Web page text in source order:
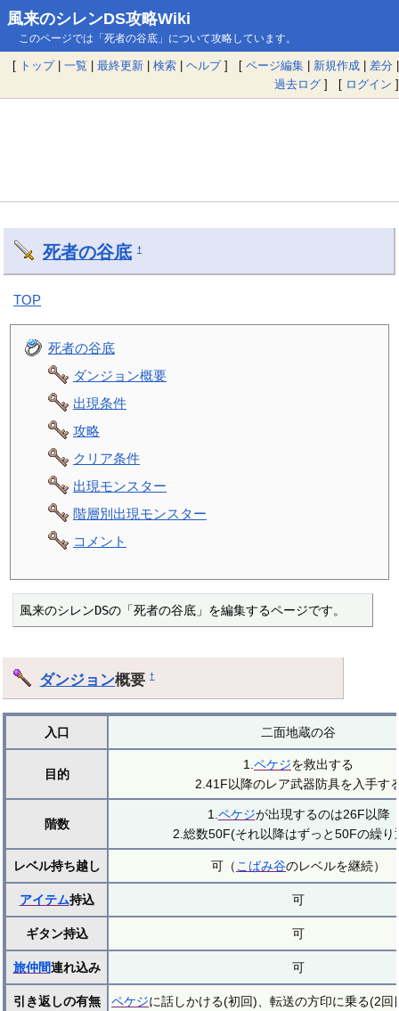
風来のシレンDS攻略Wiki
このページでは「死者の谷底」について攻略しています。
[ トップ| 一覧 | 最終更新 | 検索 | ヘルプ] [ ページ編集 | 新規作成 | 差分 |
過去ログ ] [ ログイン ]
死者の谷底 †
TOP
死者の谷底
ダンジョン概要
出現条件
攻略
クリア条件
出現モンスター
階層別出現モンスター
コメント
風来のシレンDSの「死者の谷底」を編集するページです。
ダンジョン概要†
入口 二面地蔵の谷
目的
1.ペケジを救出する
2.41F以降のレア武器防具を入手す
階数
1.ペケジが出現するのは26F以降
2.総数50F(それ以降はずっと50Fの繰り
レベル持ち越し 可（こばみ谷のレベルを継続）
アイテム持込 可
ギタン持込 可
旅仲間連れ込み 可
引き返しの有無 ペケジに話しかける(初回)、転送の方印に乗る(2回